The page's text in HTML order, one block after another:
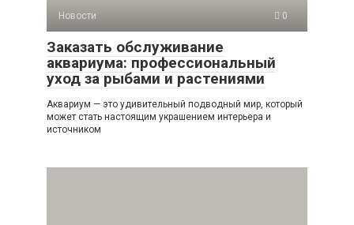
Новости 0
Заказать обслуживание
аквариума: профессиональный
уход за рыбами и растениями
Аквариум — это удивительный подводный мир, который
может стать настоящим украшением интерьера и
источником